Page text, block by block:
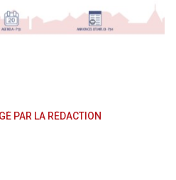
PAR LA RÉDACTION